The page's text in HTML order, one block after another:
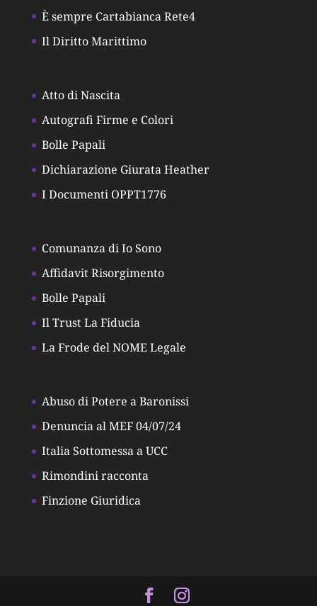
È sempre Cartabianca Rete4
Il Diritto Marittimo
Atto di Nascita
Autografi Firme e Colori
Bolle Papali
Dichiarazione Giurata Heather
I Documenti OPPT1776
Comunanza di Io Sono
Affidavit Risorgimento
Bolle Papali
Il Trust La Fiducia
La Frode del NOME Legale
Abuso di Potere a Baronissi
Denuncia al MEF 04/07/24
Italia Sottomessa a UCC
Rimondini racconta
Finzione Giuridica